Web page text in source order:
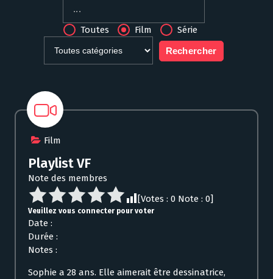
Toutes Film Série
Film
Playlist VF
Note des membres
[Votes : 0 Note : 0]
Veuillez vous connecter pour voter
Date :
Durée :
Notes :
Sophie a 28 ans. Elle aimerait être dessinatrice,